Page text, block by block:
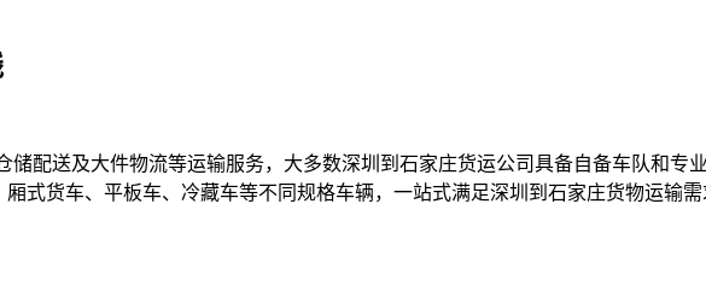
配送及大件物流等运输服务，大多数深圳到石家庄货运公司具备自备车队和专
式货车、平板车、冷藏车等不同规格车辆，一站式满足深圳到石家庄货物运输